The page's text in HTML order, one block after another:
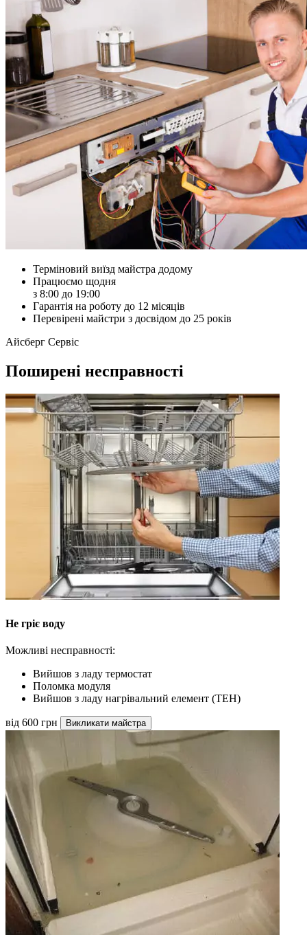
Терміновий виїзд майстра додому
Працюємо щодня
з 8:00 до 19:00
Гарантія на роботу до 12 місяців
Перевірені майстри з досвідом до 25 років
Айсберг Сервіс
Поширені несправності
Не гріє воду
Можливі несправності:
Вийшов з ладу термостат
Поломка модуля
Вийшов з ладу нагрівальний елемент (ТЕН)
від 600 грн Викликати майстра